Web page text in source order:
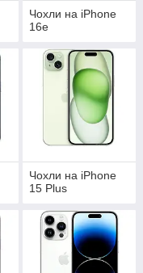
Чохли на iPhone
16e
Чохли на iPhone
15 Plus